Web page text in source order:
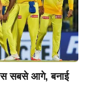
सबसे आगे, बनाई